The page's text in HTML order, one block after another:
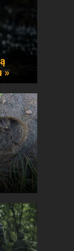
»